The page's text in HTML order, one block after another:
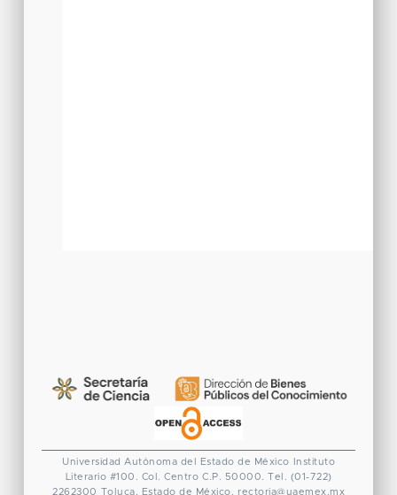
Universidad Autónoma del Estado de México
Instituto
Literario #100. Col. Centro C.P. 50000. Tel. (01-722)
2262300 Toluca, Estado de México. rectoria@uaemex.mx